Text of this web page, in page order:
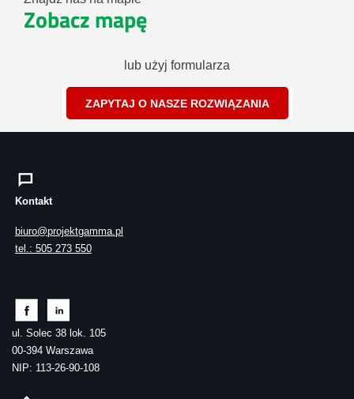
Zobacz mapę
lub użyj formularza
ZAPYTAJ O NASZE ROZWIĄZANIA
Kontakt
biuro@projektgamma.pl
tel.: 505 273 550
ul. Solec 38 lok. 105
00-394 Warszawa
NIP: 113-26-90-108